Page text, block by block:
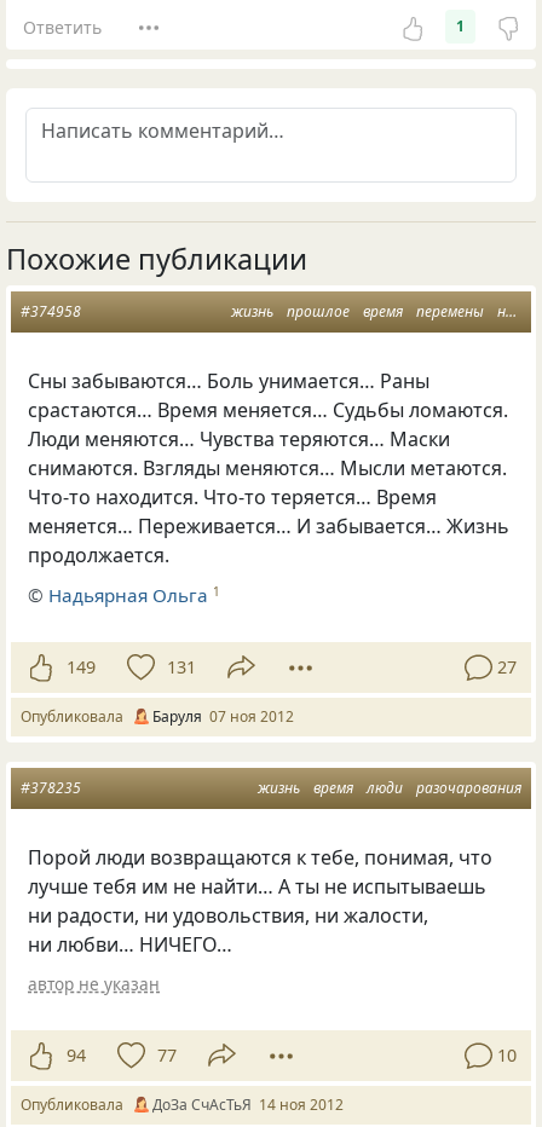
Ответить 1
Похожие публикации
жизнь прошлое время перемены настоящее
#374958
Сны забываются… Боль унимается… Раны
срастаются… Время меняется… Судьбы ломаются.
Люди меняются… Чувства теряются… Маски
снимаются. Взгляды меняются… Мысли метаются.
Что-то находится. Что-то теряется… Время
меняется… Переживается… И забывается… Жизнь
продолжается.
© Надьярная Ольга 1
149 131 27
Опубликовала Баруля 07 ноя 2012
жизнь время люди разочарования
#378235
Порой люди возвращаются к тебе, понимая, что
лучше тебя им не найти… А ты не испытываешь
ни радости, ни удовольствия, ни жалости,
ни любви… НИЧЕГО…
автор не указан
94 77 10
Опубликовала ДоЗа СчАсТьЯ 14 ноя 2012